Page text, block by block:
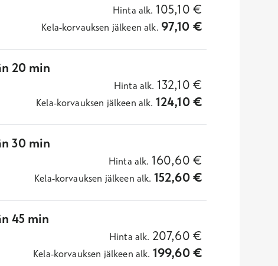
Hinta alk. 105,10 €
Kela-korvauksen jälkeen alk. 97,10 €
20 min
Hinta alk. 132,10 €
Kela-korvauksen jälkeen alk. 124,10€
30 min
Hinta alk. 160,60 €
Kela-korvauksen jälkeen alk. 152,60€
45 min
Hinta alk. 207,60 €
Kela-korvauksen jälkeen alk. 199,60€